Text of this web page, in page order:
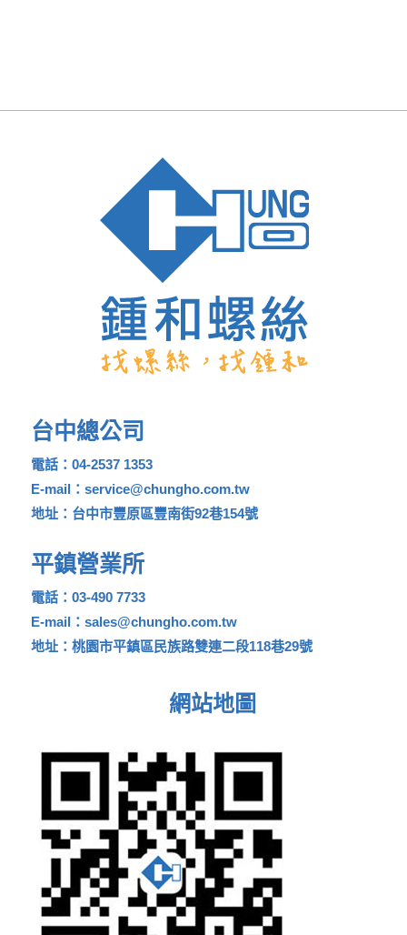
台中總公司
電話：04-2537 1353
E-mail：service@chungho.com.tw
地址：台中市豐原區豐南街92巷154號
平鎮營業所
電話：03-490 7733
E-mail：sales@chungho.com.tw
地址：桃園市平鎮區民族路雙連二段118巷29號
網站地圖